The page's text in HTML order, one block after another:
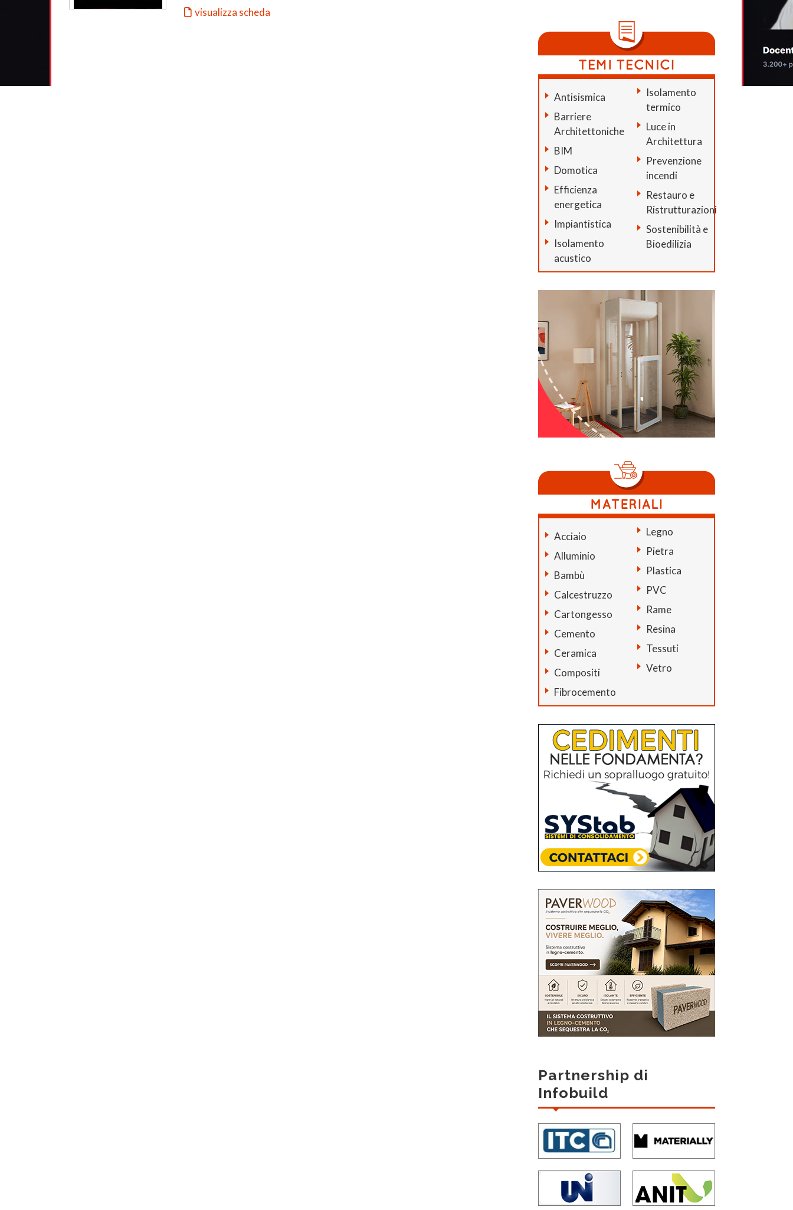
visualizza scheda
Antisismica
Barriere
Architettoniche
BIM
Domotica
Efficienza
energetica
Impiantistica
Isolamento
acustico
Isolamento
termico
Luce in
Architettura
Prevenzione
incendi
Restauro e
Ristrutturazioni
Sostenibilità e
Bioedilizia
Acciaio
Alluminio
Bambù
Calcestruzzo
Cartongesso
Cemento
Ceramica
Compositi
Fibrocemento
Legno
Pietra
Plastica
PVC
Rame
Resina
Tessuti
Vetro
Partnership di
Infobuild